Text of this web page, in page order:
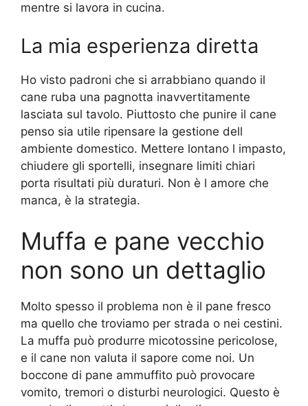
mentre si lavora in cucina.
La mia esperienza diretta
Ho visto padroni che si arrabbiano quando il
cane ruba una pagnotta inavvertitamente
lasciata sul tavolo. Piuttosto che punire il cane
penso sia utile ripensare la gestione dell
ambiente domestico. Mettere lontano l impasto,
chiudere gli sportelli, insegnare limiti chiari
porta risultati più duraturi. Non è l amore che
manca, è la strategia.
Muffa e pane vecchio
non sono un dettaglio
Molto spesso il problema non è il pane fresco
ma quello che troviamo per strada o nei cestini.
La muffa può produrre micotossine pericolose,
e il cane non valuta il sapore come noi. Un
boccone di pane ammuffito può provocare
vomito, tremori o disturbi neurologici. Questo è